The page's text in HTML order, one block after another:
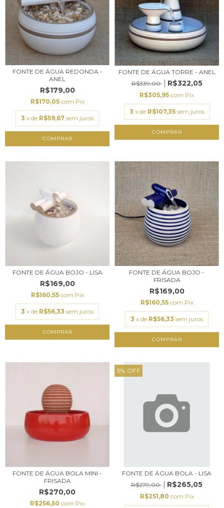
FONTE DE ÁGUA REDONDA -
ANEL
R$179,00
R$170,05 com Pix
3 x de R$59,67 sem juros
COMPRAR
FONTE DE ÁGUA TORRE - ANEL
R$339,00
R$322,05
R$305,95 com Pix
3 x de R$107,35 sem juros
COMPRAR
FONTE DE ÁGUA BOJO - LISA
R$169,00
R$160,55 com Pix
3 x de R$56,33 sem juros
COMPRAR
FONTE DE ÁGUA BOJO -
FRISADA
R$169,00
R$160,55 com Pix
3 x de R$56,33 sem juros
COMPRAR
FONTE DE ÁGUA BOLA MINI -
FRISADA
R$270,00
R$256,50 com Pix
5% OFF
FONTE DE ÁGUA BOLA - LISA
R$279,00
R$265,05
R$251,80 com Pix